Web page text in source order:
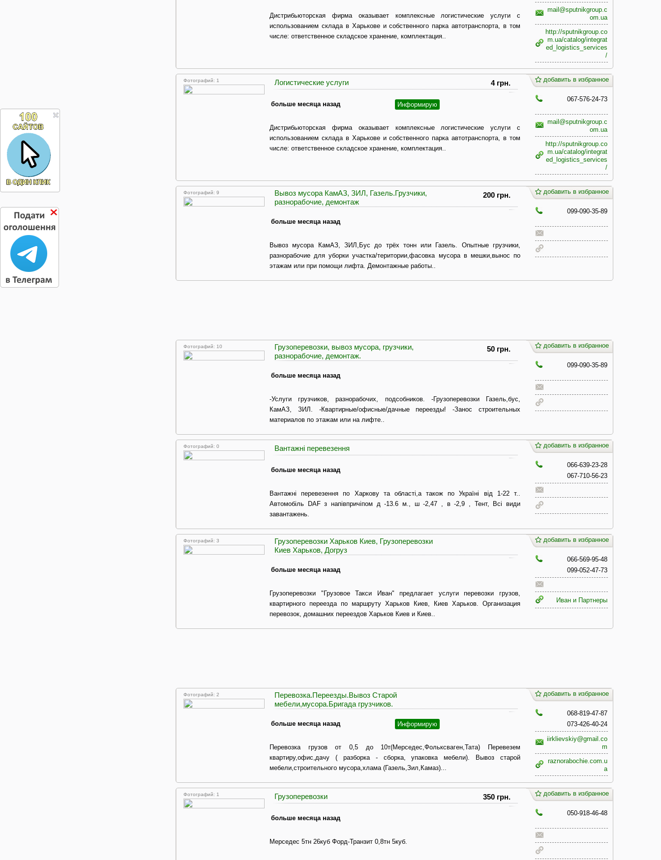
Дистрибьюторская фирма оказывает комплексные логистические услуги с
использованием склада в Харькове и собственного парка автотранспорта, в том
числе: ответственное складское хранение, комплектация..
mail@sputnikgroup.c
om.ua
http://sputnikgroup.co
m.ua/catalog/integrat
ed_logistics_services
/
Фотографий: 1 Логистические услуги 4 грн.
больше месяца назад Информирую
Дистрибьюторская фирма оказывает комплексные логистические услуги с
использованием склада в Харькове и собственного парка автотранспорта, в том
числе: ответственное складское хранение, комплектация..
добавить в избранное
067-576-24-73
mail@sputnikgroup.c
om.ua
http://sputnikgroup.co
m.ua/catalog/integrat
ed_logistics_services
/
Фотографий: 9
Вывоз мусора КамАЗ, ЗИЛ, Газель.Грузчики,
разнорабочие, демонтаж
200 грн.
больше месяца назад
Вывоз мусора КамАЗ, ЗИЛ,Бус до трёх тонн или Газель. Опытные грузчики,
разнорабочие для уборки участка/територии,фасовка мусора в мешки,вынос по
этажам или при помощи лифта. Демонтажные работы..
добавить в избранное
099-090-35-89
Фотографий: 10
Грузоперевозки, вывоз мусора, грузчики,
разнорабочие, демонтаж.
50 грн.
больше месяца назад
-Услуги грузчиков, разнорабочих, подсобников. -Грузоперевозки Газель,бус,
КамАЗ, ЗИЛ. -Квартирные/офисные/дачные переезды! -Занос строительных
материалов по этажам или на лифте..
добавить в избранное
099-090-35-89
Фотографий: 0 Вантажні перевезення
больше месяца назад
Вантажні перевезення по Харкову та області,а також по Україні від 1-22 т..
Автомобіль DAF з напівпричіпом д -13.6 м., ш -2,47 , в -2,9 , Тент, Всі види
завантажень.
добавить в избранное
066-639-23-28
067-710-56-23
Фотографий: 3
Грузоперевозки Харьков Киев, Грузоперевозки
Киев Харьков, Догруз
больше месяца назад
Грузоперевозки "Грузовое Такси Иван" предлагает услуги перевозки грузов,
квартирного переезда по маршруту Харьков Киев, Киев Харьков. Организация
перевозок, домашних переездов Харьков Киев и Киев..
добавить в избранное
066-569-95-48
099-052-47-73
Иван и Партнеры
Фотографий: 2
Перевозка.Переезды.Вывоз Старой
мебели,мусора.Бригада грузчиков.
больше месяца назад Информирую
Перевозка грузов от 0,5 до 10т(Мерседес,Фольксваген,Тата) Перевезем
квартиру,офис,дачу ( разборка - сборка, упаковка мебели). Вывоз старой
мебели,строительного мусора,хлама (Газель,Зил,Камаз)...
добавить в избранное
068-819-47-87
073-426-40-24
iirklievskiy@gmail.co
m
raznorabochie.com.u
a
Фотографий: 1 Грузоперевозки 350 грн.
больше месяца назад
Мерседес 5тн 26куб Форд-Транзит 0,8тн 5куб.
добавить в избранное
050-918-46-48